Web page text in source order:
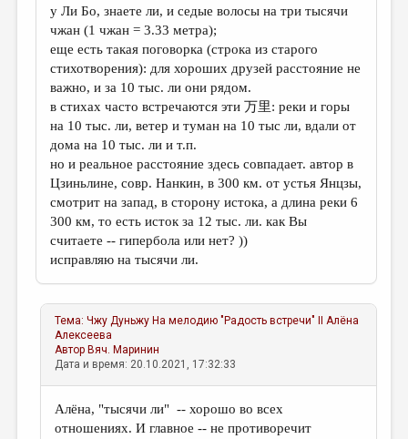
у Ли Бо, знаете ли, и седые волосы на три тысячи
чжан (1 чжан = 3.33 метра);
еще есть такая поговорка (строка из старого
стихотворения): для хороших друзей расстояние не
важно, и за 10 тыс. ли они рядом.
в стихах часто встречаются эти 万里: реки и горы
на 10 тыс. ли, ветер и туман на 10 тыс ли, вдали от
дома на 10 тыс. ли и т.п.
но и реальное расстояние здесь совпадает. автор в
Цзиньлине, совр. Нанкин, в 300 км. от устья Янцзы,
смотрит на запад, в сторону истока, а длина реки 6
300 км, то есть исток за 12 тыс. ли. как Вы
считаете -- гипербола или нет? ))
исправляю на тысячи ли.
Тема:Чжу Дуньжу На мелодию "Радость встречи" II
Алёна
Алексеева
Автор Вяч. Маринин
Дата и время: 20.10.2021, 17:32:33
Алёна, "тысячи ли" -- хорошо во всех
отношениях. И главное -- не противоречит